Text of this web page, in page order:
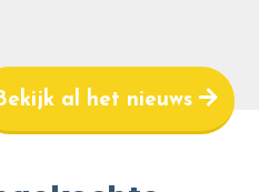
al het nieuws